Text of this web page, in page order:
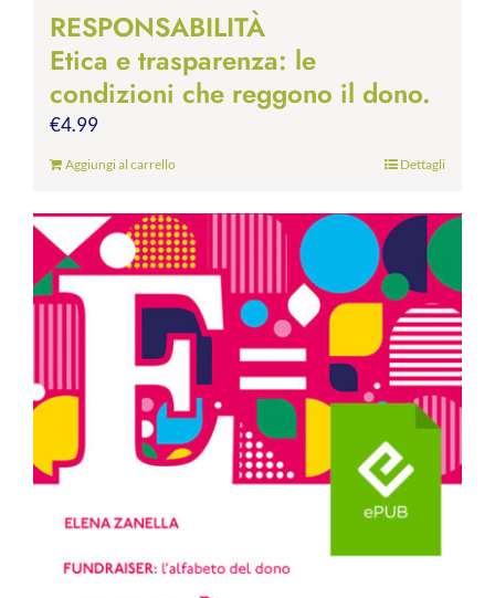
RESPONSABILITÀ
Etica e trasparenza: le
condizioni che reggono il dono.
€4.99
Aggiungi al carrello Dettagli